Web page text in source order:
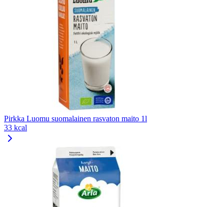
Pirkka Luomu suomalainen rasvaton maito 1l
33 kcal